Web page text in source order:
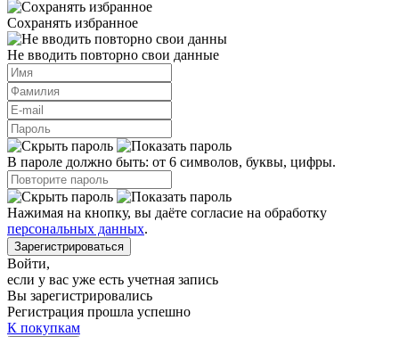
Сохранять избранное
Не вводить повторно свои данные
В пароле должно быть: от 6 символов, буквы, цифры.
Нажимая на кнопку, вы даёте согласие на обработку
персональных данных.
Зарегистрироваться
Войти,
если у вас уже есть учетная запись
Вы зарегистрировались
Регистрация прошла успешно
К покупкам